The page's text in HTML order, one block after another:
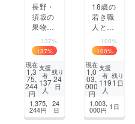
長野・
須坂の
果物カ
フェ誕
生へ。
旬の一
杯を届
ける場
所をつ
くりた
い
137%
137%
現在
1,3
75,
244
円
支援
者
137
人
残り
24
日
1,375,
244円
24
日
18歳の
若き職
人と仙
台に作
る！心
満たさ
れる絶
品ベー
グル
と、誰
もが輝
ける場
100%
100%
現在
1,0
03,
000
円
支援
者
119
人
残り
1 日
1,003,
000円 1 日